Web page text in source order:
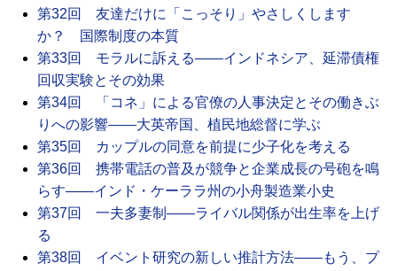
第32回 友達だけに「こっそり」やさしくします
か？ 国際制度の本質
第33回 モラルに訴える――インドネシア、延滞債権
回収実験とその効果
第34回 「コネ」による官僚の人事決定とその働きぶ
りへの影響――大英帝国、植民地総督に学ぶ
第35回 カップルの同意を前提に少子化を考える
第36回 携帯電話の普及が競争と企業成長の号砲を鳴
らす――インド・ケーララ州の小舟製造業小史
第37回 一夫多妻制――ライバル関係が出生率を上げ
る
第38回 イベント研究の新しい推計方法――もう、プ